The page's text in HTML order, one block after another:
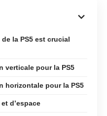
la PS5 est crucial
verticale pour la PS5
horizontale pour la PS5
d’espace